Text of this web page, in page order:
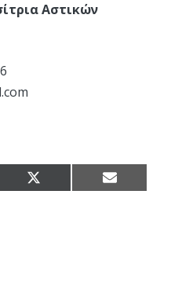
Αστικών
Share
on
Share
on